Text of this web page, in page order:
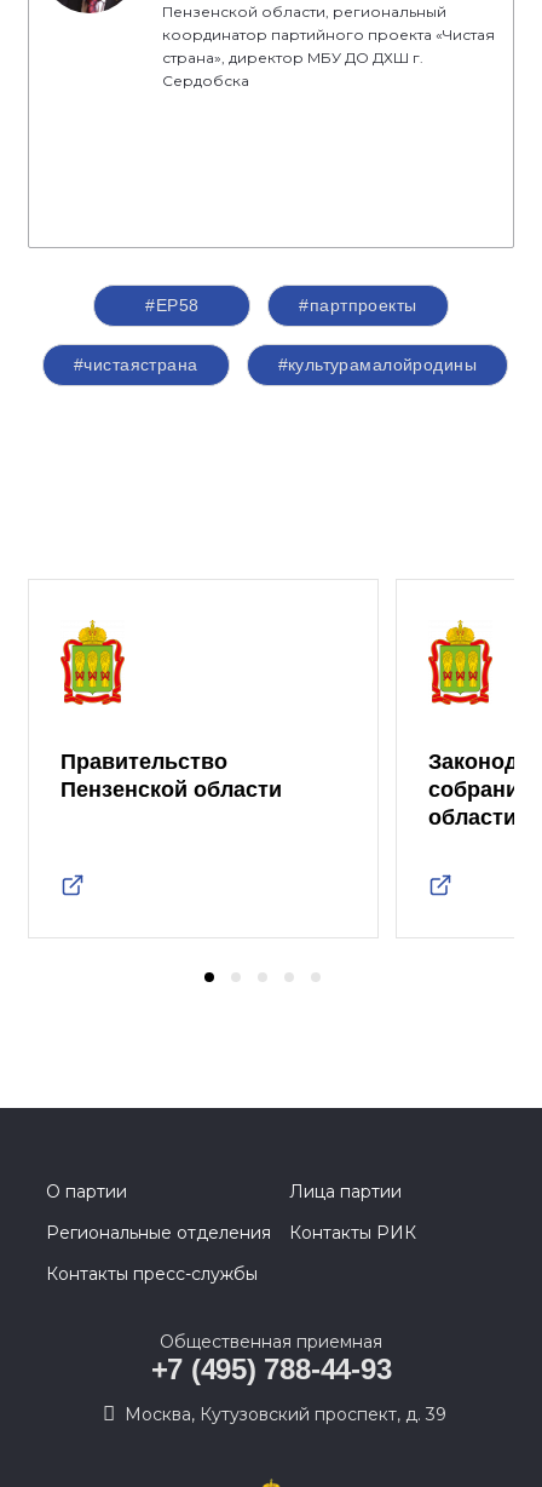
Пензенской области, региональный
координатор партийного проекта «Чистая
страна», директор МБУ ДО ДХШ г.
Сердобска
#ЕР58 #партпроекты
#чистаястрана #культурамалойродины
Правительство
Пензенской области
собрание
области
О партии
Лица партии
Региональные отделения
Контакты РИК
Контакты пресс-службы
Общественная приемная
+7 (495) 788-44-93
Москва, Кутузовский проспект, д. 39